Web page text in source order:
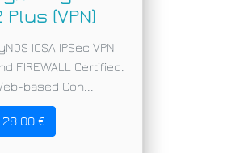
Plus (VPN)
ICSA IPSec VPN
FIREWALL Certified.
based Con...
28.00 €